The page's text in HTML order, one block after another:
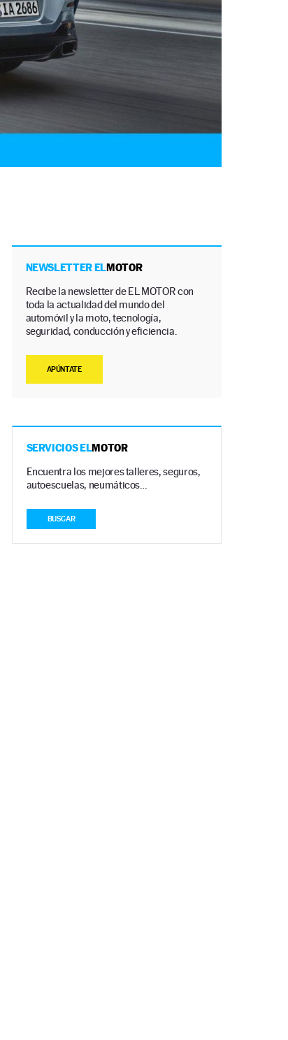
NEWSLETTER ELMOTOR
Recibe la newsletter de EL MOTOR con
toda la actualidad del mundo del
automóvil y la moto, tecnología,
seguridad, conducción y eficiencia.
APÚNTATE
SERVICIOS ELMOTOR
Encuentra los mejores talleres, seguros,
autoescuelas, neumáticos…
BUSCAR